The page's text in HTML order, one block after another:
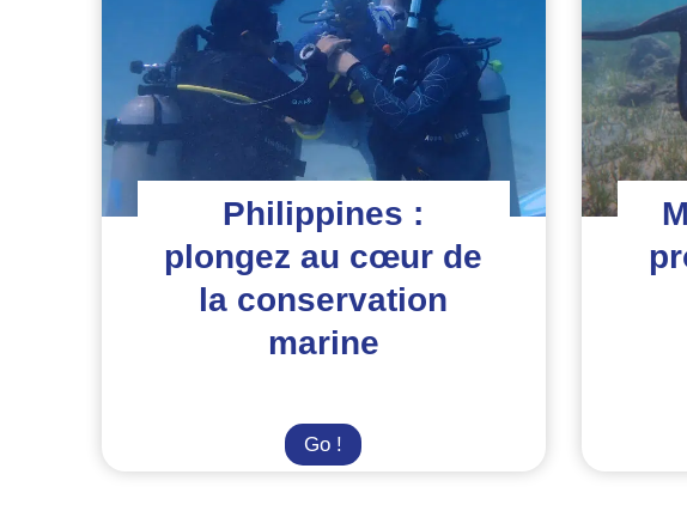
Philippines :
plongez au cœur de
la conservation
marine
Go ! Philippines
: